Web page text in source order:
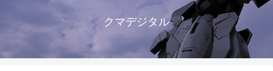
クマデジタル